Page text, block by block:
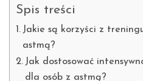
Spis treści
Jakie są korzyści z
astmą?
Jak dostosować
dla osób z astmą?